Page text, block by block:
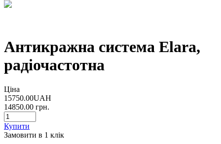
Антикражна система Elara,
радіочастотна
Ціна
15750.00UAH
14850.00 грн.
Купити
Замовити в 1 клік